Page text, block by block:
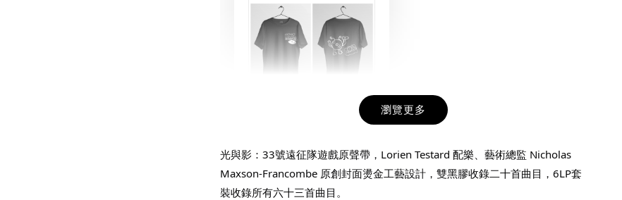
THT 九週年紀念 T-
NT$ 780
瀏覽更多
光與影：33號遠征隊遊戲原聲帶，Lorien Testard 配樂、藝術總監 Nicholas
Maxson-Francombe 原創封面燙金工藝設計，雙黑膠收錄二十首曲目，6LP套
裝收錄所有六十三首曲目。